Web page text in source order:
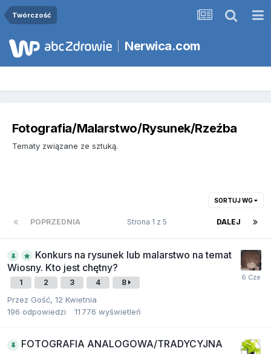
Twórczość
Nerwica.com
Fotografia/Malarstwo/Rysunek/Rzeźba
Tematy związane ze sztuką.
SORTUJ WG
POPRZEDNIA DALEJ
Strona 1 z 5
Konkurs na rysunek lub malarstwo na temat
Wiosny. Kto jest chętny?
1 2 3 4 8
Przez Gość, 12 Kwietnia
196 odpowiedzi 11 776 wyświetleń
FOTOGRAFIA ANALOGOWA/TRADYCYJNA